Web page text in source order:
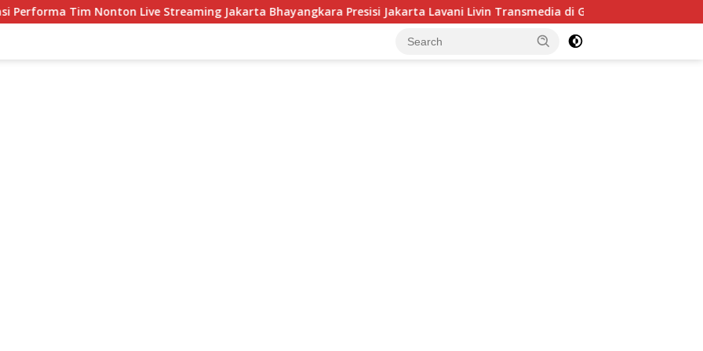
Nonton Live Streaming Jakarta Bhayangkara Presisi Jakarta Lavani Livin Transmedia di Grand Final Proliga 2026 di MOJI, 25